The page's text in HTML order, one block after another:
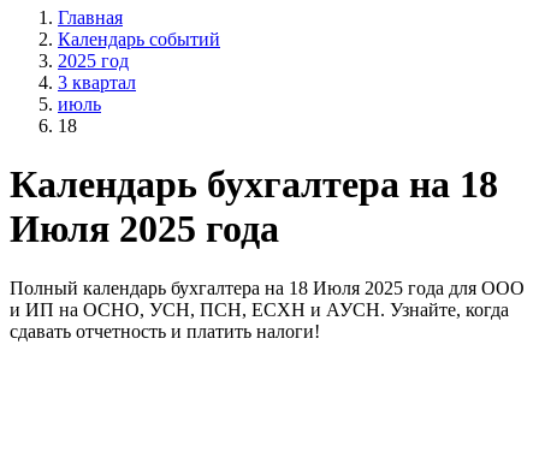
Главная
Календарь событий
2025 год
3 квартал
июль
18
Календарь бухгалтера на 18
Июля 2025 года
Полный календарь бухгалтера на 18 Июля 2025 года для OOO
и ИП на ОСНО, УСН, ПСН, ЕСХН и АУСН. Узнайте, когда
сдавать отчетность и платить налоги!